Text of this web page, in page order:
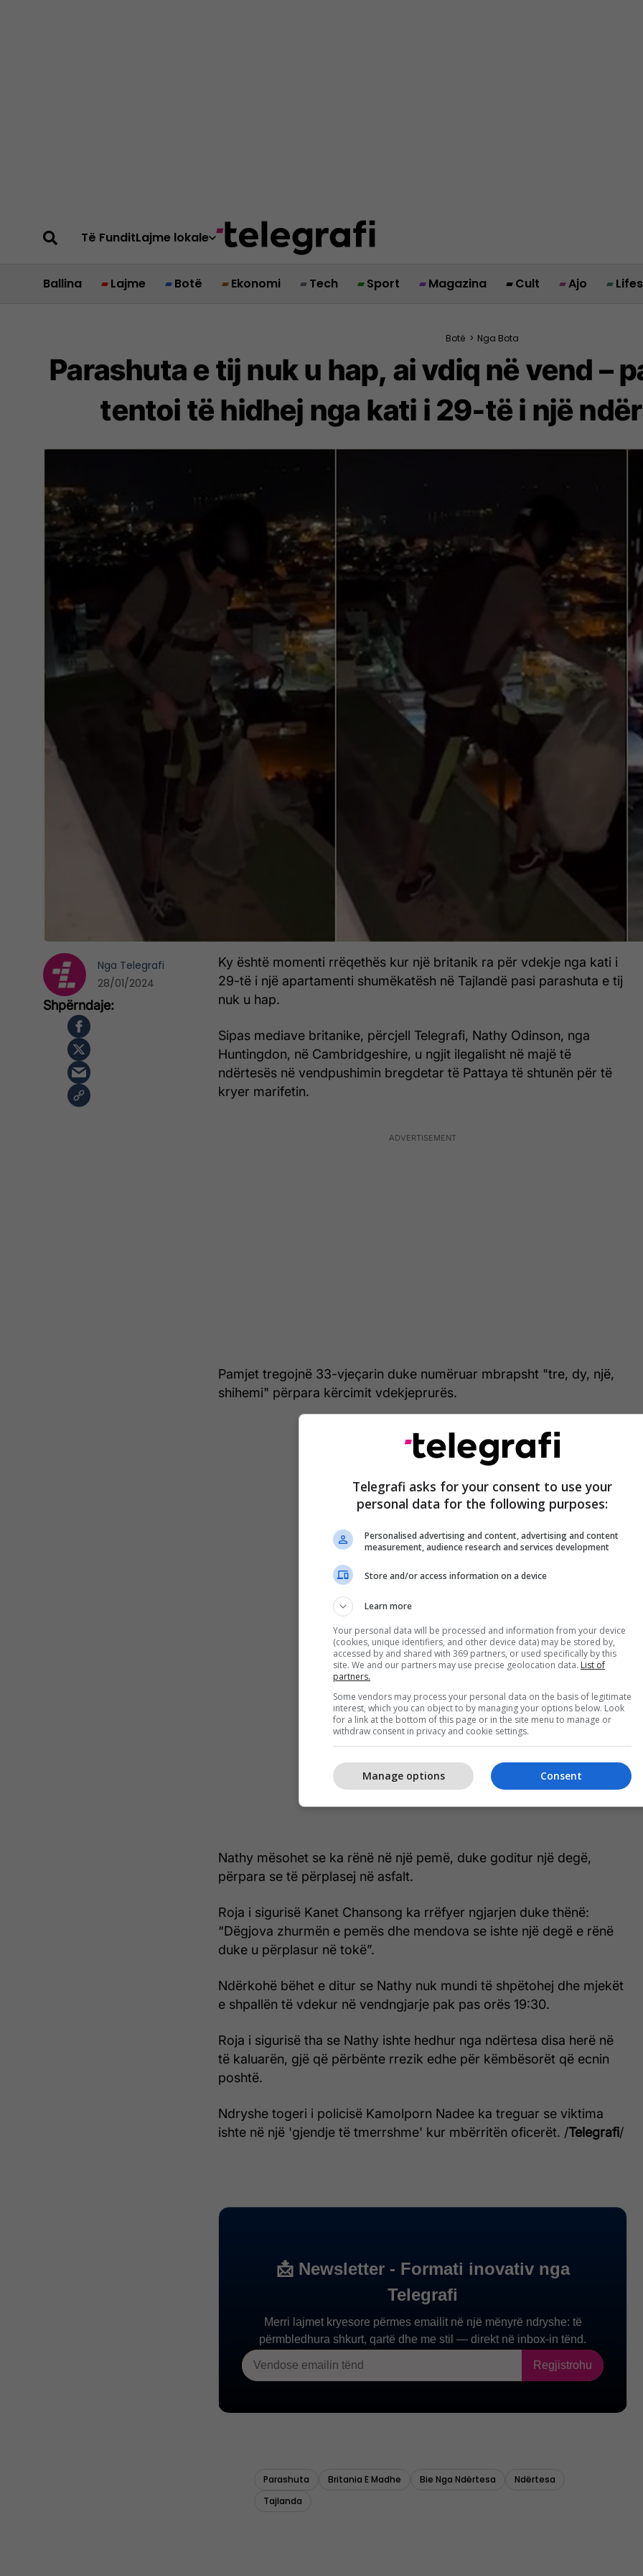
Të FunditLajme lokale
Ballina Lajme Botë Ekonomi Tech Sport Magazina Cult Ajo
Botë > Nga Bota
Parashuta e tij nuk u hap, ai vdiq në vend –
tentoi të hidhej nga kati i 29-të i një
Ky është momenti rrëqethës kur një britanik ra për vdekje nga kati i
29-të i një apartamenti shumëkatësh në Tajlandë pasi parashuta e tij
nuk u hap.
Sipas mediave britanike, përcjell Telegrafi, Nathy Odinson, nga
Huntingdon, në Cambridgeshire, u ngjit ilegalisht në majë të
ndërtesës në vendpushimin bregdetar të Pattaya të shtunën për të
kryer marifetin.
Pamjet tregojnë 33-vjeçarin duke numëruar mbrapsht "tre, dy, një,
shihemi" përpara kërcimit vdekjeprurës.
Nathy mësohet se ka rënë në një pemë, duke goditur një degë,
përpara se të përplasej në asfalt.
Roja i sigurisë Kanet Chansong ka rrëfyer ngjarjen duke thënë:
“Dëgjova zhurmën e pemës dhe mendova se ishte një degë e rënë
duke u përplasur në tokë”.
Ndërkohë bëhet e ditur se Nathy nuk mundi të shpëtohej dhe mjekët
e shpallën të vdekur në vendngjarje pak pas orës 19:30.
Roja i sigurisë tha se Nathy ishte hedhur nga ndërtesa disa herë në
të kaluarën, gjë që përbënte rrezik edhe për këmbësorët që ecnin
poshtë.
Ndryshe togeri i policisë Kamolporn Nadee ka treguar se viktima
ishte në një 'gjendje të tmerrshme' kur mbërritën oficerët. /Telegrafi/
Nga Telegrafi
28/01/2024
Telegrafi asks for your consent to use your
personal data for the following purposes:
Personalised advertising and content, advertising and content
measurement, audience research and services development
Store and/or access information on a device
Learn more
Your personal data will be processed and information from your device
(cookies, unique identifiers, and other device data) may be stored by,
accessed by and shared with 369 partners, or used specifically by this
site. We and our partners may use precise geolocation data. List of
partners.
Some vendors may process your personal data on the basis of legitimate
interest, which you can object to by managing your options below. Look
for a link at the bottom of this page or in the site menu to manage or
withdraw consent in privacy and cookie settings.
Consent
Manage options